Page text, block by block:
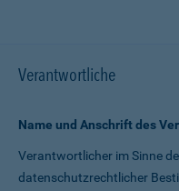
Verantwortliche
Name und Anschrift des
Verantwortlicher im Sinne
datenschutz­rechtlicher